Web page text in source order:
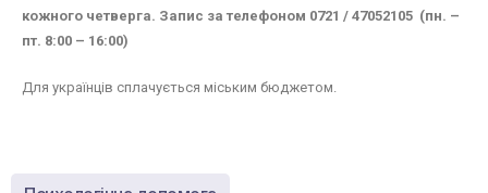
кожного четверга. Запис за телефоном 0721 / 47052105 (пн. –
пт. 8:00 – 16:00)
Для українців сплачується міським бюджетом.